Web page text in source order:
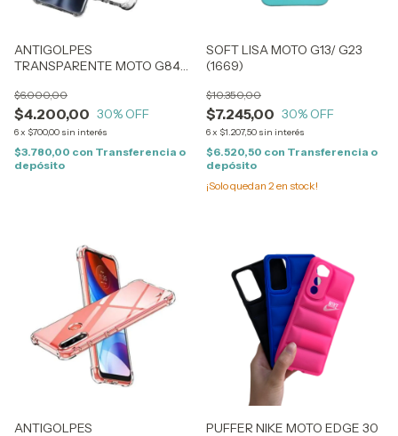
ANTIGOLPES
TRANSPARENTE MOTO G84
$4.200,00
$6.000,00
30% OFF
6x $700,00 sin interés
$3.780,00 con Transferencia o
depósito
SOFT LISA MOTO G13/ G23
(1669)
$7.245,00
$10.350,00
30% OFF
6x $1.207,50 sin interés
$6.520,50 con Transferencia o
depósito
¡Solo quedan 2en stock!
ANTIGOLPES
PUFFER NIKE MOTO EDGE 30